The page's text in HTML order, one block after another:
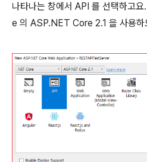
나타나는 창에서 API 를 선택하고
e 의 ASP.NET Core 2.1 을 사용하